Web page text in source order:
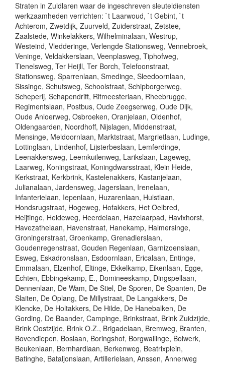
Straten in Zuidlaren waar de ingeschreven sleuteldiensten
werkzaamheden verrichten: `t Laarwoud, `t Gebint, `t
Achterom, Zwetdijk, Zuurveld, Zuiderstraat, Zetstee,
Zaalstede, Winkelakkers, Wilhelminalaan, Westrup,
Westeind, Vledderinge, Verlengde Stationsweg, Vennebroek,
Veninge, Veldakkerslaan, Veenplasweg, Tiphofweg,
Tienelsweg, Ter Heijll, Ter Borch, Telefoonstraat,
Stationsweg, Sparrenlaan, Smedinge, Sleedoornlaan,
Sissinge, Schutsweg, Schoolstraat, Schipborgerweg,
Scheperij, Schapendrift, Ritmeesterlaan, Rheebrugge,
Regimentslaan, Postbus, Oude Zeegserweg, Oude Dijk,
Oude Anloerweg, Osbroeken, Oranjelaan, Oldenhof,
Oldengaarden, Noordhoff, Nijslagen, Middenstraat,
Mensinge, Meidoornlaan, Marktstraat, Margrietlaan, Ludinge,
Lottinglaan, Lindenhof, Lijsterbeslaan, Lemferdinge,
Leenakkersweg, Leemkuilenweg, Larikslaan, Lageweg,
Laarweg, Koningstraat, Koningdwarsstraat, Klein Heide,
Kerkstraat, Kerkbrink, Kastelenakkers, Kastanjelaan,
Julianalaan, Jardensweg, Jagerslaan, Irenelaan,
Infanterielaan, Iepenlaan, Huzarenlaan, Hulstlaan,
Hondsrugstraat, Hogeweg, Hofakkers, Het Oelbred,
Heijtinge, Heideweg, Heerdelaan, Hazelaarpad, Havixhorst,
Havezathelaan, Havenstraat, Hanekamp, Halmersinge,
Groningerstraat, Groenkamp, Grenadierslaan,
Goudenregenstraat, Gouden Regenlaan, Garnizoenslaan,
Esweg, Eskadronslaan, Esdoornlaan, Ericalaan, Entinge,
Emmalaan, Elzenhof, Eltinge, Ekkelkamp, Eikenlaan, Egge,
Echten, Ebbingekamp, E., Domineeskamp, Dingspellaan,
Dennenlaan, De Wam, De Stiel, De Sporen, De Spanten, De
Slaiten, De Oplang, De Millystraat, De Langakkers, De
Klencke, De Holtakkers, De Hilde, De Hanebalken, De
Gording, De Baander, Campinge, Brinkstraat, Brink Zuidzijde,
Brink Oostzijde, Brink O.Z., Brigadelaan, Bremweg, Branten,
Bovendiepen, Boslaan, Boringshof, Borgwallinge, Bolwerk,
Beukenlaan, Bernhardlaan, Berkenweg, Beatrixplein,
Batinghe, Bataljonslaan, Artillerielaan, Anssen, Annerweg